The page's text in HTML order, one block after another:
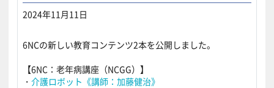
2024年11月11日
6NCの新しい教育コンテンツ2本を公開しました。
【6NC：老年病講座（NCGG）】
・ 介護ロボット《講師：加藤健治》